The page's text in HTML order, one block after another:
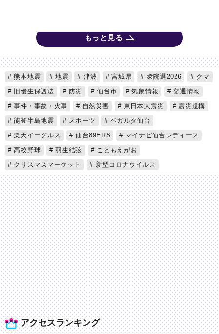
もっと見る
アクセスランキング
熊本地震 地震 津波 宮城県 衆院選2026
クマ
旧優生保護法
防災 仙台市 気象情報
交通情報
事件・事故・火事
自然災害 東日本大震災
震災遺構
能登半島地震
スポーツ
ベガルタ仙台
楽天イーグルス
仙台89ERS
マイナビ仙台レディース
高校野球
羽生結弦
こどもえがお
クリスマスマーケット
新型コロナウイルス